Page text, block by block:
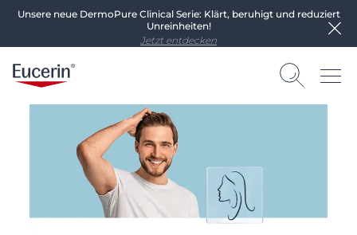
Unsere neue DermoPure Clinical Serie: Klärt, beruhigt und reduziert
Unreinheiten!
Jetzt entdecken